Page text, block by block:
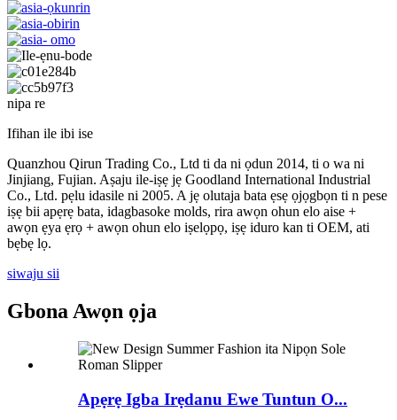
nipa re
Ifihan ile ibi ise
Quanzhou Qirun Trading Co., Ltd ti da ni ọdun 2014, ti o wa ni
Jinjiang, Fujian. Aṣaju ile-iṣẹ jẹ Goodland International Industrial
Co., Ltd. pẹlu idasile ni 2005. A jẹ olutaja bata ẹsẹ ọjọgbọn ti n pese
iṣẹ bii apẹrẹ bata, idagbasoke molds, rira awọn ohun elo aise +
awọn ẹya ẹrọ + awọn ohun elo iṣelọpọ, iṣẹ iduro kan ti OEM, ati
bẹbẹ lọ.
siwaju sii
Gbona Awọn ọja
Apẹrẹ Igba Irẹdanu Ewe Tuntun O...